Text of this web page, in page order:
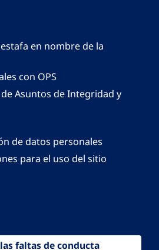
en nombre de la
con OPS
Asuntos de Integridad y
de datos personales
para el uso del sitio
faltas de conducta